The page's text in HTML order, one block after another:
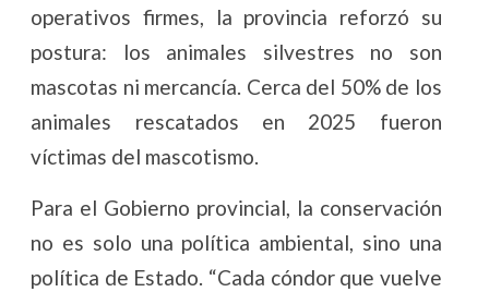
operativos firmes, la provincia reforzó su
postura: los animales silvestres no son
mascotas ni mercancía. Cerca del 50% de los
animales rescatados en 2025 fueron
víctimas del mascotismo.
Para el Gobierno provincial, la conservación
no es solo una política ambiental, sino una
política de Estado. “Cada cóndor que vuelve